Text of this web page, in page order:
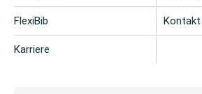
FlexiBib
Karriere
Kontakt